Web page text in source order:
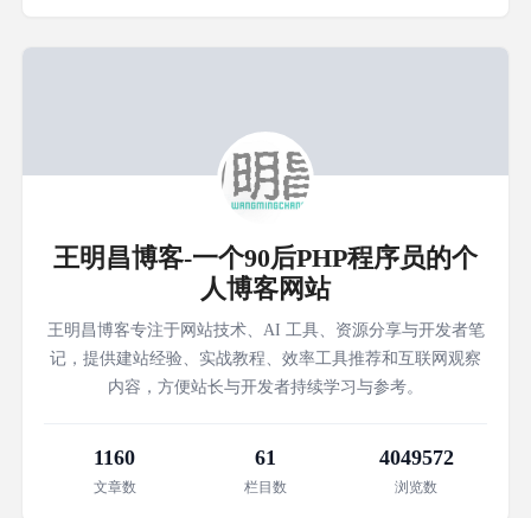
王明昌博客-一个90后PHP程序员的个
人博客网站
王明昌博客专注于网站技术、AI 工具、资源分享与开发者笔
记，提供建站经验、实战教程、效率工具推荐和互联网观察
内容，方便站长与开发者持续学习与参考。
1160
文章数
61
栏目数
4049572
浏览数